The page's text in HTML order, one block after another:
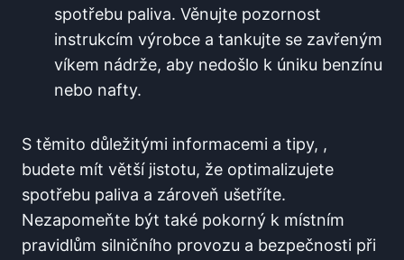
spotřebu paliva. Věnujte ​pozornost
instrukcím výrobce a tankujte ‌se zavřeným
víkem nádrže, aby nedošlo k úniku benzínu
nebo nafty.
S těmito důležitými⁤ informacemi a tipy,⁣ ,
budete mít větší jistotu, že⁢ optimalizujete⁤
spotřebu paliva a⁤ zároveň ušetříte.
Nezapomeňte být také pokorný k místním
pravidlům silničního provozu⁢ a bezpečnosti ‍při